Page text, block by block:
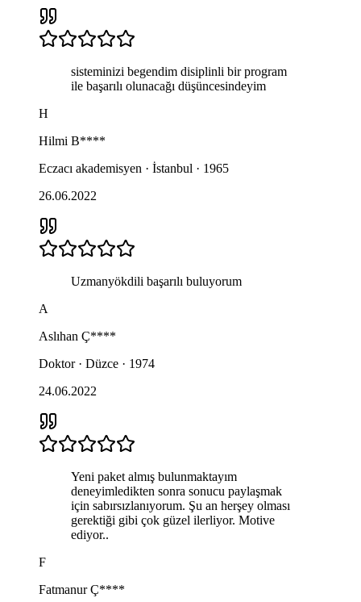
sisteminizi begendim disiplinli bir program
ile başarılı olunacağı düşüncesindeyim
H
Hilmi B****
Eczacı akademisyen · İstanbul · 1965
26.06.2022
Uzmanyökdili başarılı buluyorum
A
Aslıhan Ç****
Doktor · Düzce · 1974
24.06.2022
Yeni paket almış bulunmaktayım
deneyimledikten sonra sonucu paylaşmak
için sabırsızlanıyorum. Şu an herşey olması
gerektiği gibi çok güzel ilerliyor. Motive
ediyor..
F
Fatmanur Ç****